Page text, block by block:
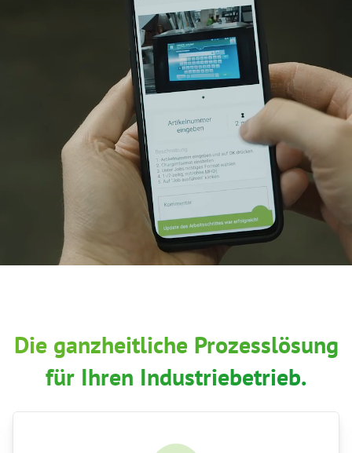
Die ganzheitliche Prozesslösung
für Ihren Industriebetrieb.